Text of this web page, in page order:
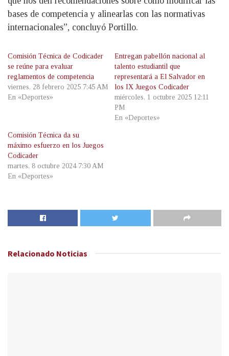
bases de competencia y alinearlas con las normativas
internacionales”, concluyó Portillo.
Comisión Técnica de Codicader
se reúne para evaluar
reglamentos de competencia
viernes, 28 febrero 2025 7:45 AM
En «Deportes»
Entregan pabellón nacional al
talento estudiantil que
representará a El Salvador en
los IX Juegos Codicader
miércoles, 1 octubre 2025 12:11
PM
En «Deportes»
Comisión Técnica da su
máximo esfuerzo en los Juegos
Codicader
martes, 8 octubre 2024 7:30 AM
En «Deportes»
Relacionado Noticias